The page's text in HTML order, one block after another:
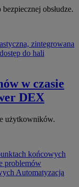
obsłudze.
zintegrowana
do hali
w czasie
DEX
użytkowników.
końcowych
problemów
Automatyzacja